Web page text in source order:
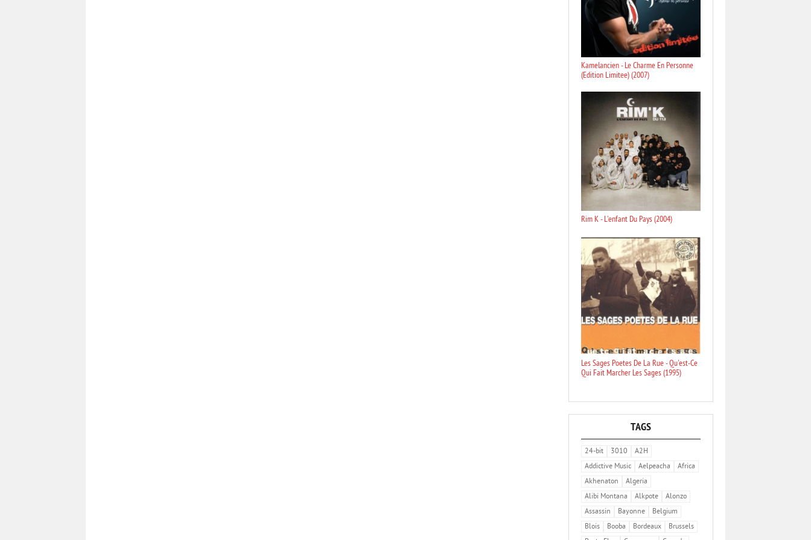
Kamelancien - Le Charme En Personne
(Edition Limitee) (2007)
Rim K - L'enfant Du Pays (2004)
Les Sages Poetes De La Rue - Qu'est-Ce
Qui Fait Marcher Les Sages (1995)
TAGS
24-bit 3010
A2H
Addictive Music
Aelpeacha
Africa
Akhenaton
Algeria
Alibi Montana
Alkpote
Alonzo
Assassin
Bayonne
Belgium
Blois
Booba Bordeaux
Brussels